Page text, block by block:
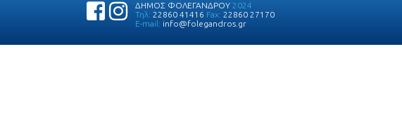
ΔΗΜΟΣ ΦΟΛΕΓΑΝΔΡΟΥ 2024
Τηλ: 22860 41416 Fax: 22860 27170
E-mail: info@folegandros.gr